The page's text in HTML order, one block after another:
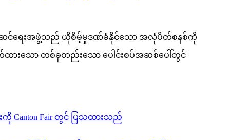
တပ်ဆင်ရေးအဖွဲ့သည် ယိုစိမ့်မှုဒဏ်ခံနိုင်သော အလုံပိတ်စနစ်ကို
းသော တစ်ခုတည်းသော ပေါင်းစပ်အဆစ်ပေါ်တွင်